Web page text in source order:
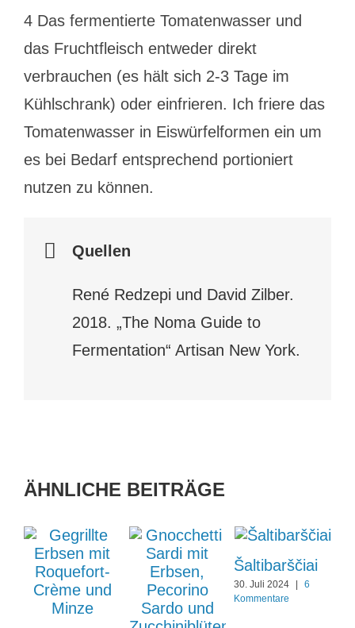
4 Das fermentierte Tomatenwasser und
das Fruchtfleisch entweder direkt
verbrauchen (es hält sich 2-3 Tage im
Kühlschrank) oder einfrieren. Ich friere das
Tomatenwasser in Eiswürfelformen ein um
es bei Bedarf entsprechend portioniert
nutzen zu können.
Quellen
René Redzepi und David Zilber.
2018. „The Noma Guide to
Fermentation“ Artisan New York.
ÄHNLICHE BEITRÄGE
Šaltibarščiai
30. Juli 2024
6
Kommentare